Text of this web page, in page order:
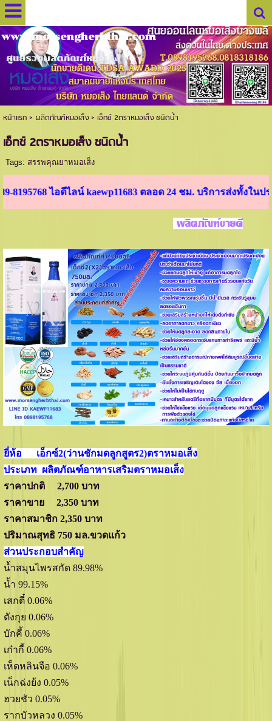
www.morsengherbthai.com
ศูนย์รวมผลิตภัณฑ์หมอเส็ง
หน้าแรก> ผลิตภัณฑ์หมอเส็ง> เอ็กซ์ 2ตราหมอเส็ง ชนิดนํ้า
เอ็กซ์ 2ตราหมอเส็ง ชนิดนํ้า
Tags: สรรพคุณยาหมอเส็ง
ลน์ kaewp11683 ตลอด 24 ชม. บริการส่งทั้งในประเทศ และ
ยี่ห้อ เอ็กซ์2(ว่านชักมดลูกสูตร2)ตราหมอเส็ง
ประเภท ผลิตภัณฑ์อาหารเสริมตราหมอเส็ง
ราคาปกติ 2,700 บาท
ราคาขาย 2,350 บาท
ราคาสมาชิก 2,350 บาท
ปริมาณสุทธิ 750 มล.ขวดแก้ว
ส่วนประกอบสำคัญ
นํ้าสมุนไพรสกัด 89.98%
นํ้า 99.15%
เสกตี๋ 0.06%
ตังกุย 0.06%
บักคี้ 0.06%
เก๋ากี้ 0.06%
เห็ดหลินจือ 0.06%
เน็กฉ่งย้ง 0.05%
ฮวยชัว 0.05%
รากบัวหลวง 0.05%